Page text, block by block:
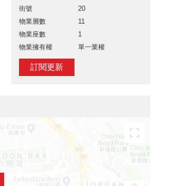
街號
20
物業層數
11
物業座數
1
物業擁有權
單一業權
訂閱更新